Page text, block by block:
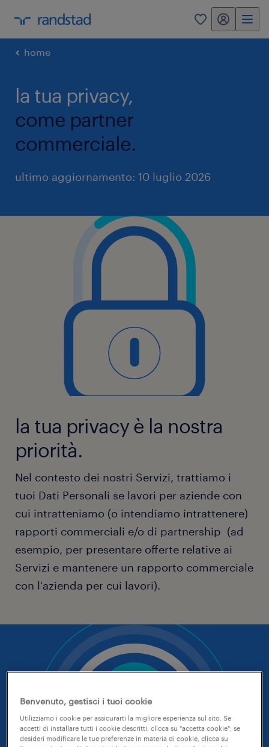
0 my randstad
home
la tua privacy,
come partner
commerciale.
ultimo aggiornamento: 10 luglio 2026
la tua privacy è la nostra
priorità.
Nel contesto dei nostri Servizi, trattiamo i
tuoi Dati Personali se lavori per aziende con
cui intratteniamo (o intendiamo intrattenere)
rapporti commerciali e/o di partnership (ad
esempio, per presentare offerte relative ai
Servizi e mantenere un rapporto commerciale
con l'azienda per cui lavori).
Benvenuto, gestisci i tuoi cookie
Utilizziamo i cookie per assicurarti la migliore esperienza sul sito. Se
accetti di installare tutti i cookie descritti, clicca su "accetta cookie"; se
desideri modificare le tue preferenze in materia di cookie, clicca su